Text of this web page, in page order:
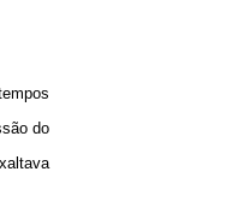
do